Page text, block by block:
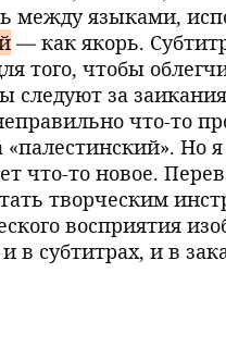
между языками,
— как якорь.
того, чтобы
следуют за
что-то
«палестинский».
что-то новое.
творческим
восприятия
в субтитрах, и в